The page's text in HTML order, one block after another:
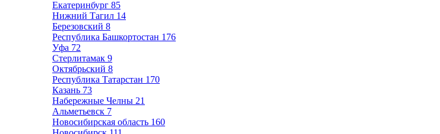
Екатеринбург 85
Нижний Тагил 14
Березовский 8
Республика Башкортостан 176
Уфа 72
Стерлитамак 9
Октябрьский 8
Республика Татарстан 170
Казань 73
Набережные Челны 21
Альметьевск 7
Новосибирская область 160